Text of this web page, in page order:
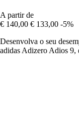
A partir de
€ 140,00 € 133,00 -5%
Desenvolva o seu
adidas Adizero Adios 9,